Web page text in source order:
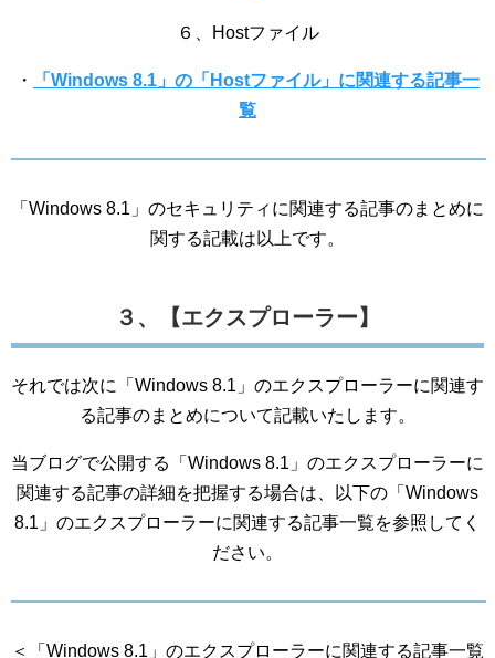
６、Hostファイル
・
「Windows 8.1」の「Hostファイル」に関連する記事一
覧
「Windows 8.1」のセキュリティに関連する記事のまとめに
関する記載は以上です。
３、【エクスプローラー】
それでは次に「Windows 8.1」のエクスプローラーに関連す
る記事のまとめについて記載いたします。
当ブログで公開する「Windows 8.1」のエクスプローラーに
関連する記事の詳細を把握する場合は、以下の「Windows
8.1」のエクスプローラーに関連する記事一覧を参照してく
ださい。
＜「Windows 8.1」のエクスプローラーに関連する記事一覧